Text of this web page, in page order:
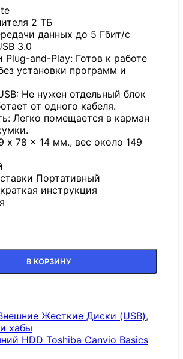
2 ТБ
данных до 5 Гбит/с
3.0
Plug-and-Play: Готов к работе
установки программ и
Не нужен отдельный блок
от одного кабеля.
Легко помещается в карман
x 78 x 14 мм., вес около 149
Портативный
инструкция
товара Внешний HDD Toshiba Canvio
В КОРЗИНУ
Жесткие Диски (USB),
хабы
HDD Toshiba Canvio Basics